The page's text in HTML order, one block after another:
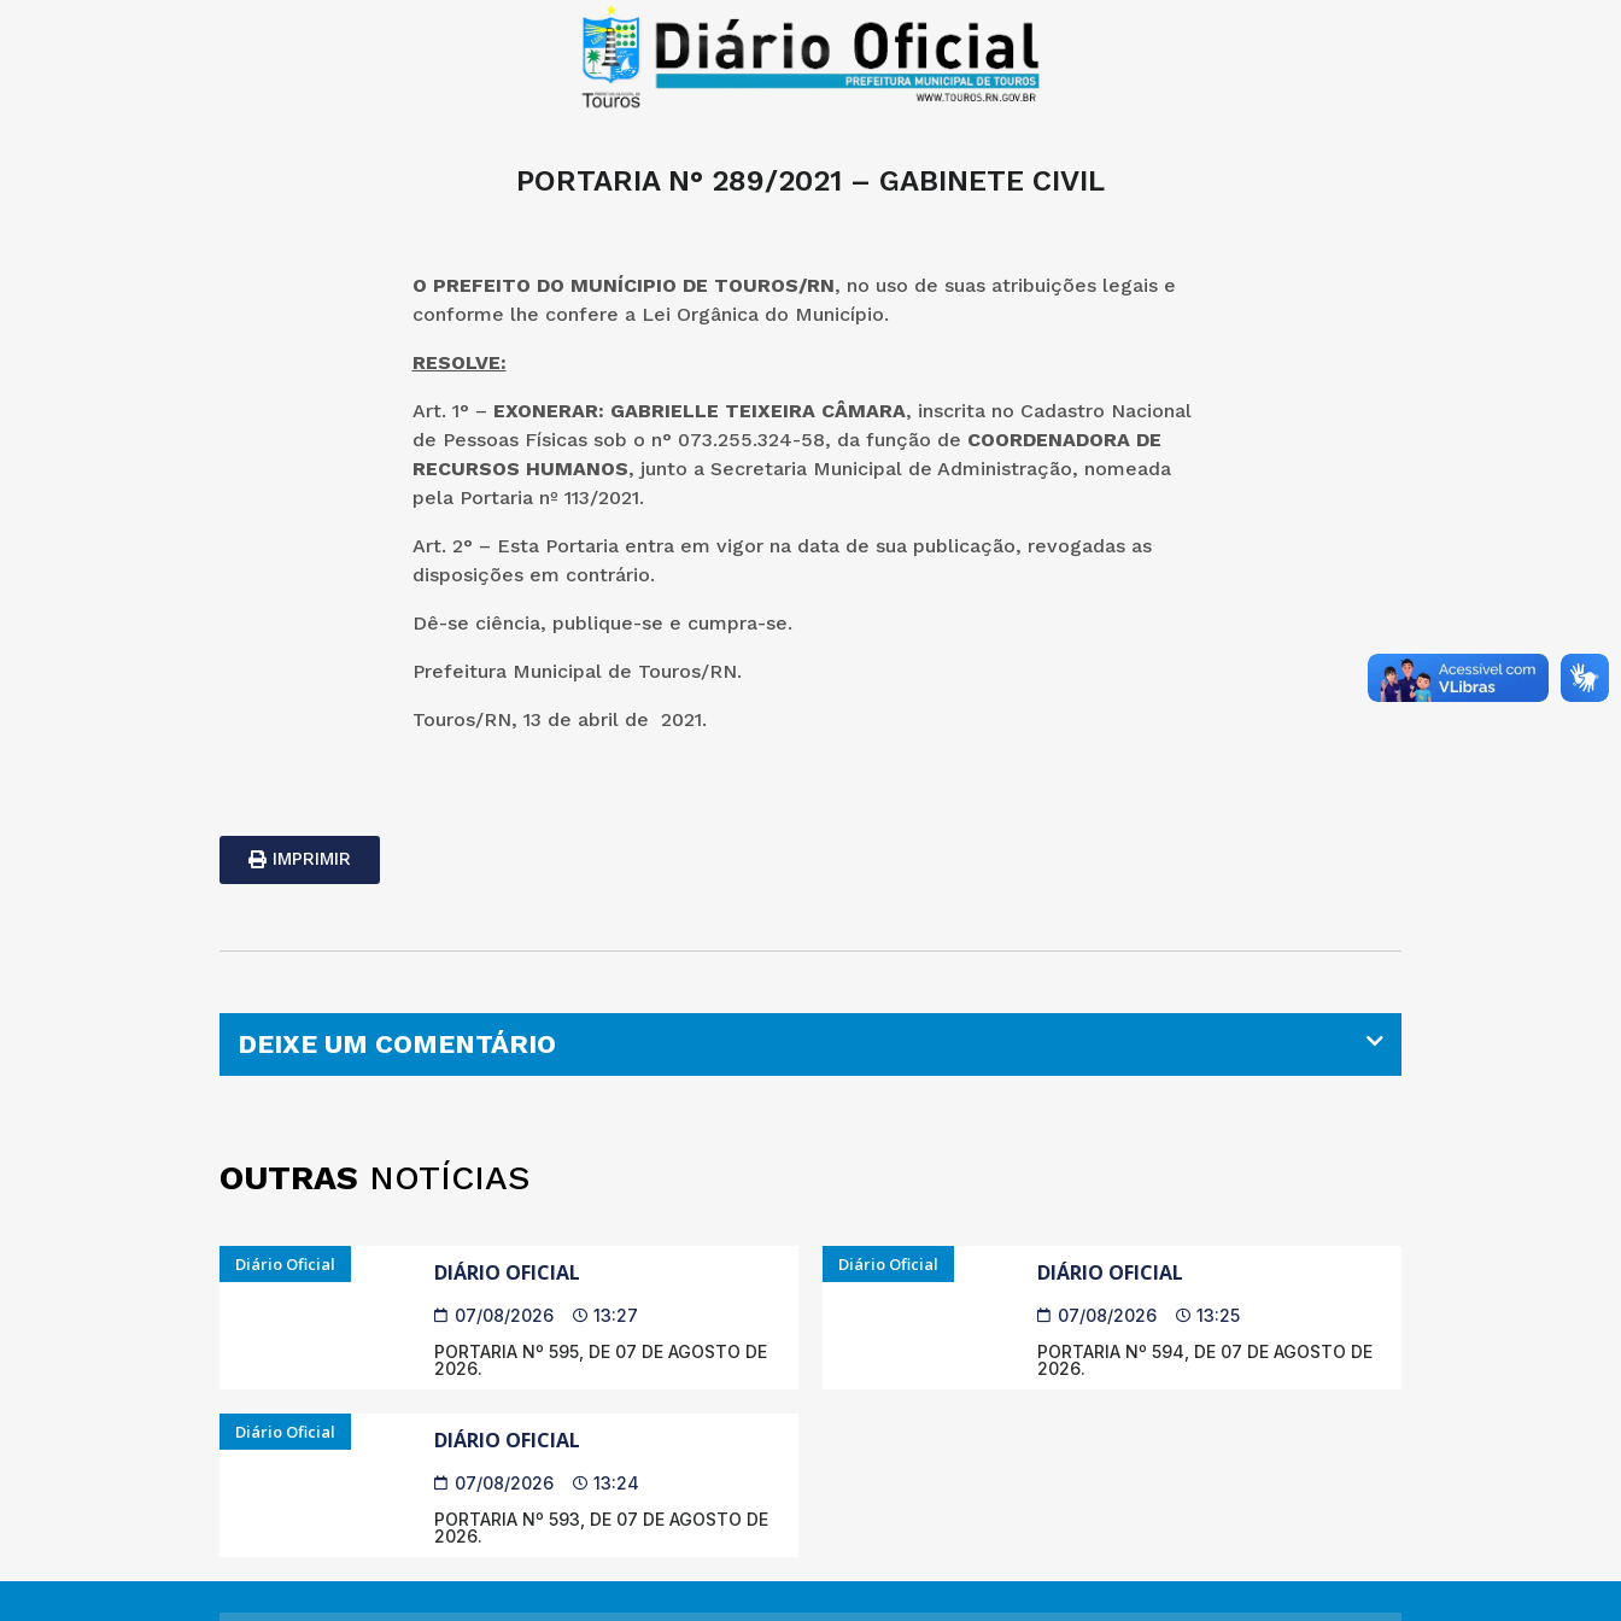
PORTARIA N° 289/2021 – GABINETE CIVIL
O PREFEITO DO MUNÍCIPIO DE TOUROS/RN, no uso de suas atribuições legais e
conforme lhe confere a Lei Orgânica do Município.
RESOLVE:
Art. 1° – EXONERAR: GABRIELLE TEIXEIRA CÂMARA, inscrita no Cadastro Nacional
de Pessoas Físicas sob o n° 073.255.324-58, da função de COORDENADORA DE
RECURSOS HUMANOS, junto a Secretaria Municipal de Administração, nomeada
pela Portaria nº 113/2021.
Art. 2° – Esta Portaria entra em vigor na data de sua publicação, revogadas as
disposições em contrário.
Dê-se ciência, publique-se e cumpra-se.
Prefeitura Municipal de Touros/RN.
Touros/RN, 13 de abril de 2021.
IMPRIMIR
DEIXE UM COMENTÁRIO
OUTRAS NOTÍCIAS
Diário Oficial DIÁRIO OFICIAL
07/08/2026
13:27
PORTARIA Nº 595, DE 07 DE AGOSTO DE
2026.
Diário Oficial DIÁRIO OFICIAL
07/08/2026
13:25
PORTARIA Nº 594, DE 07 DE AGOSTO DE
2026.
Diário Oficial DIÁRIO OFICIAL
07/08/2026
13:24
PORTARIA Nº 593, DE 07 DE AGOSTO DE
2026.